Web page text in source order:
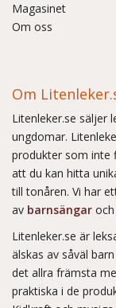
Magasinet
Om oss
Om
Litenleker.se säljer
ungdomar.
produkter som inte
att du kan hitta
till tonåren. Vi har
av barnsängar och
Litenleker.se är
älskas av såväl
det allra främsta
praktiska i de